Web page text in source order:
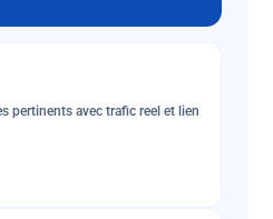
pertinents avec trafic reel et lien